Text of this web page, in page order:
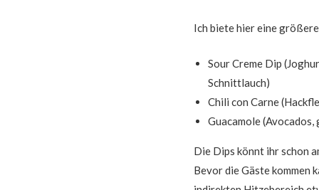
Ich biete hier eine
Sour Creme Dip
Schnittlauch)
Chili con Carne
Guacamole
Die Dips könnt ihr schon
Bevor die Gäste kommen